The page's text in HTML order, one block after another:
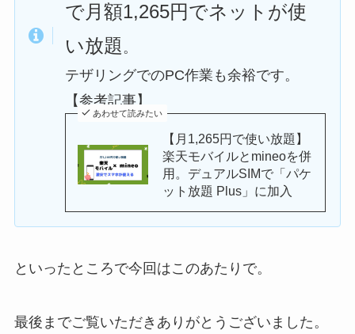
で月額1,265円でネットが使
い放題。
テザリングでのPC作業も余裕です。
【参考記事】
あわせて読みたい
【月1,265円で使い放題】
楽天モバイルとmineoを併
用。デュアルSIMで「パケ
ット放題 Plus」に加入
といったところで今回はこのあたりで。
最後までご覧いただきありがとうございました。